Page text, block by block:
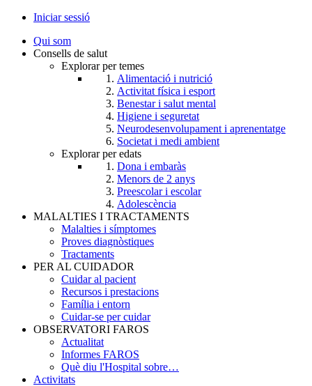
User
account
Iniciar sessió
Qui som
Consells de salut
Explorar per temes
Alimentació i nutrició
Activitat física i esport
Benestar i salut mental
Higiene i seguretat
Neurodesenvolupament i aprenentatge
Societat i medi ambient
Explorar per edats
Dona i embaràs
Menors de 2 anys
Preescolar i escolar
Adolescència
MALALTIES I TRACTAMENTS
Malalties i símptomes
Proves diagnòstiques
Tractaments
PER AL CUIDADOR
Cuidar al pacient
Recursos i prestacions
Família i entorn
Cuidar-se per cuidar
OBSERVATORI FAROS
Actualitat
Informes FAROS
Què diu l'Hospital sobre…
Activitats